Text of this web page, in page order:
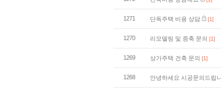
1271 단독주택 비용 상담 [1]
1270 리모델링 및 증축 문의 [1]
1269 상가주택 건축 문의 [1]
1268 안녕하세요 시공문의드립